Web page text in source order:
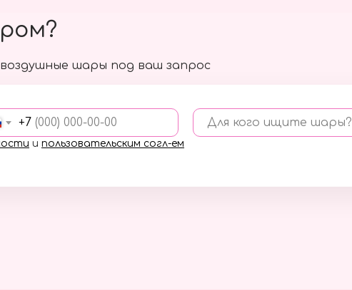
шары под ваш запрос
+7 Для кого ищите шары?
и пользовательским согл-ем